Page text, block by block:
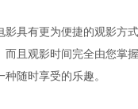
具有更为便捷的观影方
且观影时间完全由您掌
随时享受的乐趣。